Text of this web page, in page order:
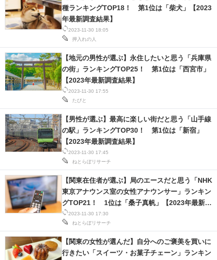
企業向けIT製品の総合サイト
IT製品の技術・比較・事例
製造業のIT導入・活用を支援
モノづくり技術者専門サイト
エレクトロニクス専門サイト
電子設計の基本と応用
エネルギーの専門メディア
建設×テクノロジーの最前線
ちょっと気になるネットの話題
2023-11-30 18:05
押入れの人
種ランキングTOP18！ 第1位は「柴犬」【2023
年最新調査結果】
2023-11-30 17:55
たびと
【地元の男性が選ぶ】永住したいと思う「兵庫県
の街」ランキングTOP25！ 第1位は「西宮市」
【2023年最新調査結果】
2023-11-30 17:45
ねとらぼリサーチ
【男性が選ぶ】最高に楽しい街だと思う「山手線
の駅」ランキングTOP30！ 第1位は「新宿」
【2023年最新調査結果】
2023-11-30 17:30
ねとらぼリサーチ
【関東在住者が選ぶ】局のエースだと思う「NHK
東京アナウンス室の女性アナウンサー」ランキン
グTOP21！ 1位は「桑子真帆」【2023年最新調
査結果】
【関東の女性が選んだ】自分へのご褒美を買いに
行きたい「スイーツ・お菓子チェーン」ランキン